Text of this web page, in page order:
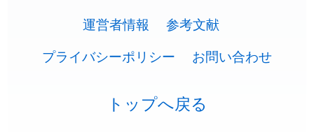
ひらがなの書き方・書き順
カタカナの書き方・書き順
人名用漢字一覧
画数別なまえ漢字一覧
名前イメージイラスト一覧
英語の発音記号一覧
英単語リスニングテスト
イメージ化する英単語の覚え方
韓国語手書き入力
プレミアリーグ選手名一覧
WEリーグ選手名一覧
漢字ゲーム一覧
有名人名前読みクイズ（毎日更新）
四字熟語デイリー穴埋めクイズ（毎日
す。
英語・カタカナ語意味検索ブックマー
その他の便利ツールです。
トレンドワード・イメージギャラリ
運営者情報
参考文献
プライバシーポリシー
お問い合わせ
トップへ戻る